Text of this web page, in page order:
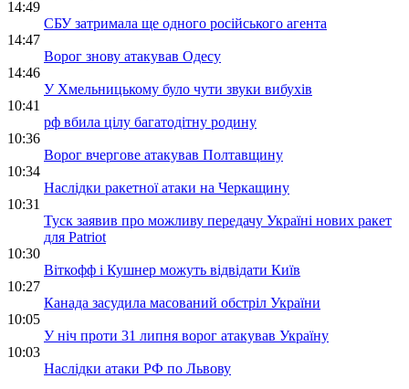
14:49
СБУ затримала ще одного російського агента
14:47
Ворог знову атакував Одесу
14:46
У Хмельницькому було чути звуки вибухів
10:41
рф вбила цілу багатодітну родину
10:36
Ворог вчергове атакував Полтавщину
10:34
Наслідки ракетної атаки на Черкащину
10:31
Туск заявив про можливу передачу Україні нових ракет
для Patriot
10:30
Віткофф і Кушнер можуть відвідати Київ
10:27
Канада засудила масований обстріл України
10:05
У ніч проти 31 липня ворог атакував Україну
10:03
Наслідки атаки РФ по Львову